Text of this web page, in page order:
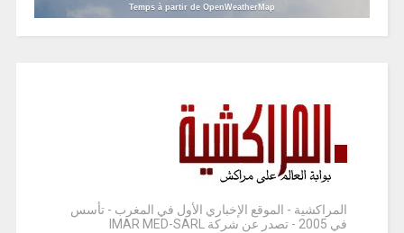
Temps à partir de OpenWeatherMap
المراكشية - الموقع الإخباري الأول في المغرب - تأسس
في 2005 - تصدر عن شركة IMAR MED-SARL